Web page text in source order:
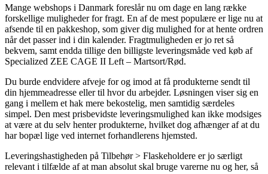
Mange webshops i Danmark foreslår nu om dage en lang række
forskellige muligheder for fragt. En af de mest populære er lige nu at
afsende til en pakkeshop, som giver dig mulighed for at hente ordren
når det passer ind i din kalender. Fragtmuligheden er jo ret så
bekvem, samt endda tillige den billigste leveringsmåde ved køb af
Specialized ZEE CAGE II Left – Martsort/Rød.
Du burde endvidere afveje for og imod at få produkterne sendt til
din hjemmeadresse eller til hvor du arbejder. Løsningen viser sig en
gang i mellem et hak mere bekostelig, men samtidig særdeles
simpel. Den mest prisbevidste leveringsmulighed kan ikke modsiges
at være at du selv henter produkterne, hvilket dog afhænger af at du
har bopæl lige ved internet forhandlerens hjemsted.
Leveringshastigheden på Tilbehør > Flaskeholdere er jo særligt
relevant i tilfælde af at man absolut skal bruge varerne nu og her, så